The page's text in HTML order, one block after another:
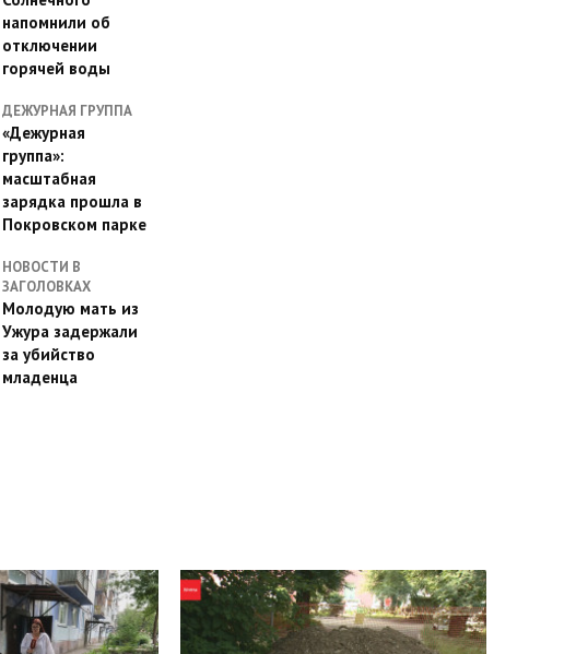
напомнили об
отключении
горячей воды
ДЕЖУРНАЯ ГРУППА
«Дежурная
группа»:
масштабная
зарядка прошла в
Покровском парке
НОВОСТИ В
ЗАГОЛОВКАХ
Молодую мать из
Ужура задержали
за убийство
младенца